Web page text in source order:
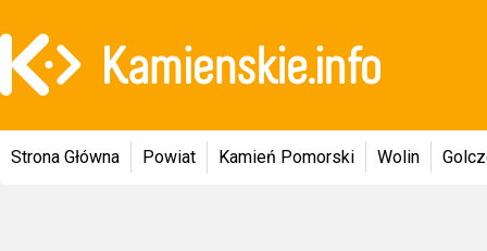
Strona Główna Powiat Kamień Pomorski Wolin